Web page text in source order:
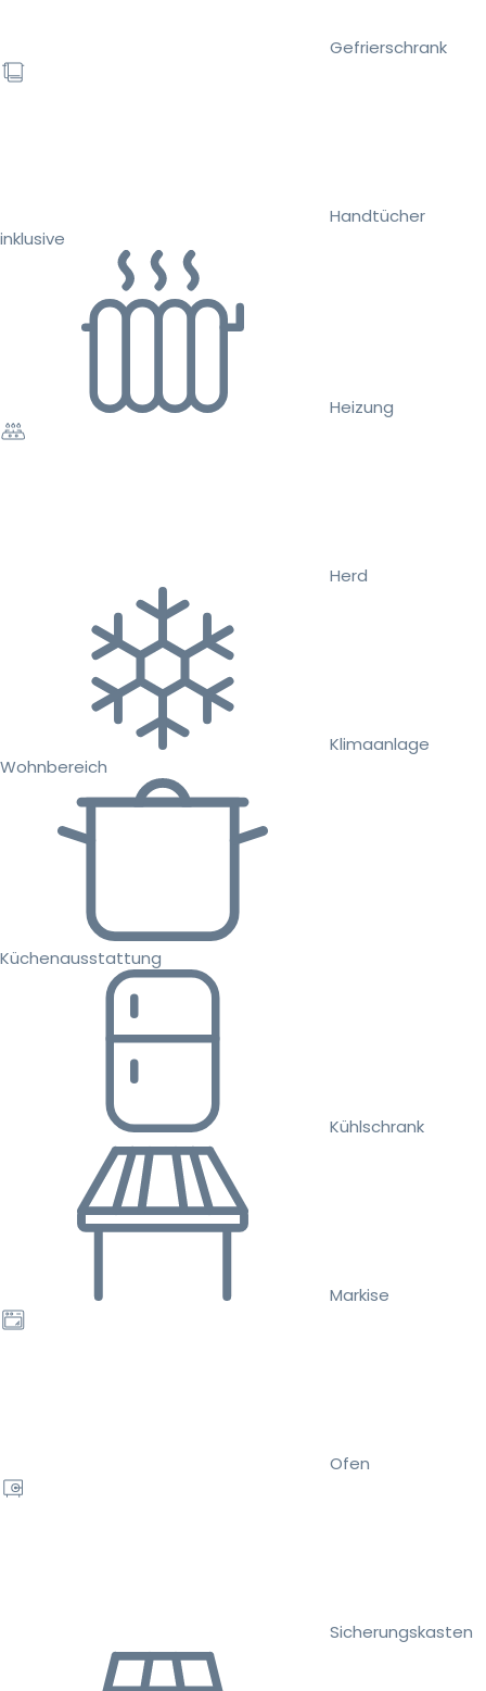
Gefrierschrank
Handtücher
inklusive
Heizung
Herd
Klimaanlage
Wohnbereich
Küchenausstattung
Kühlschrank
Markise
Ofen
Sicherungskasten